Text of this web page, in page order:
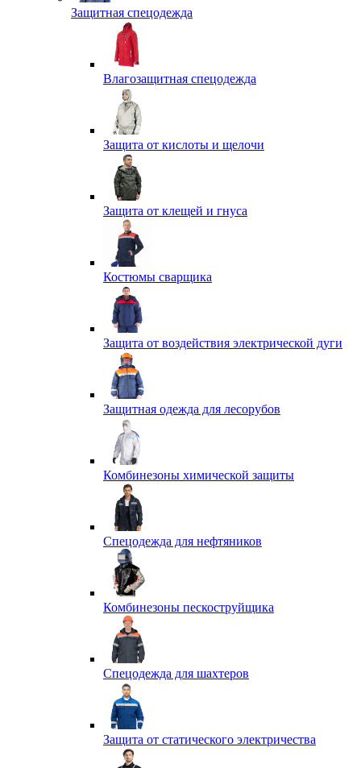
Защитная спецодежда
Влагозащитная спецодежда
Защита от кислоты и щелочи
Защита от клещей и гнуса
Костюмы сварщика
Защита от воздействия электрической дуги
Защитная одежда для лесорубов
Комбинезоны химической защиты
Спецодежда для нефтяников
Комбинезоны пескоструйщика
Спецодежда для шахтеров
Защита от статического электричества